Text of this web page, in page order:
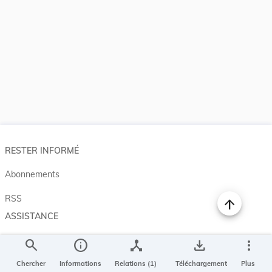
search
Chercher
info
Informations
device_hub
Relations (1)
save_alt
Téléchargement
more_vert
Plus
RESTER INFORMÉ
Abonnements
RSS
ASSISTANCE
Aide et à propos
Projet Casemates